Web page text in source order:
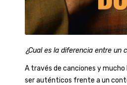
¿Cual es la diferencia entre un
A través de canciones y mucho
ser auténticos frente a un